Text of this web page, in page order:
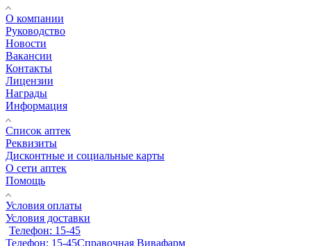
О компании
Руководство
Новости
Вакансии
Контакты
Лицензии
Награды
Информация
Список аптек
Реквизиты
Дисконтные и социальные карты
О сети аптек
Помощь
Условия оплаты
Условия доставки
Телефон: 15-45
Телефон: 15-45Справочная Вивафарм